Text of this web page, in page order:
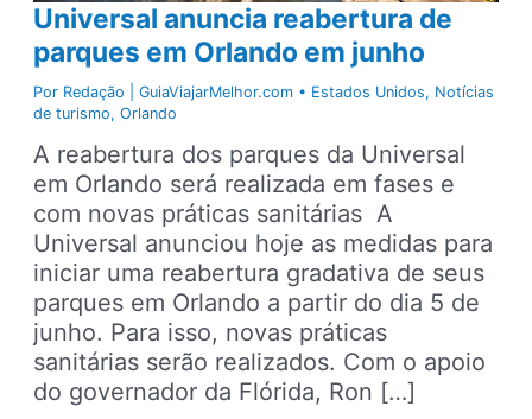
Universal anuncia reabertura de
parques em Orlando em junho
Por Redação | GuiaViajarMelhor.com • Estados Unidos, Notícias
de turismo,Orlando
A reabertura dos parques da Universal
em Orlando será realizada em fases e
com novas práticas sanitárias A
Universal anunciou hoje as medidas para
iniciar uma reabertura gradativa de seus
parques em Orlando a partir do dia 5 de
junho. Para isso, novas práticas
sanitárias serão realizados. Com o apoio
do governador da Flórida, Ron […]